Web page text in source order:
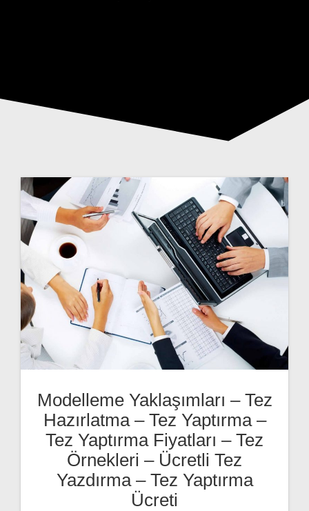
Modelleme Yaklaşımları – Tez
Hazırlatma – Tez Yaptırma –
Tez Yaptırma Fiyatları – Tez
Örnekleri – Ücretli Tez
Yazdırma – Tez Yaptırma
Ücreti